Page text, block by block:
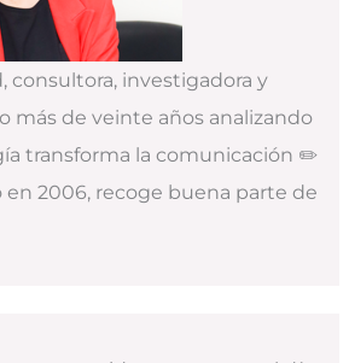
consultora, investigadora y
más de veinte años analizando
transforma la comunicación ✏️
en 2006, recoge buena parte de